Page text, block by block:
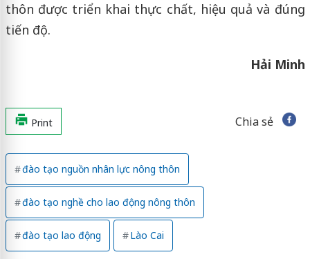
thôn được triển khai thực chất, hiệu quả và đúng
tiến độ.
Hải Minh
Print Chia sẻ
đào tạo nguồn nhân lực nông thôn
đào tạo nghề cho lao động nông thôn
đào tạo lao động Lào Cai